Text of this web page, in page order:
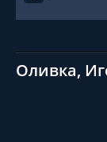
Оливка,